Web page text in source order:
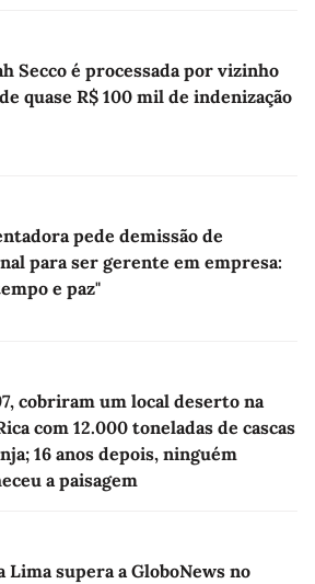
Secco é processada por vizinho
quase R$ 100 mil de indenização
pede demissão de
para ser gerente em empresa:
e paz"
cobriram um local deserto na
com 12.000 toneladas de cascas
16 anos depois, ninguém
a paisagem
Lima supera a GloboNews no